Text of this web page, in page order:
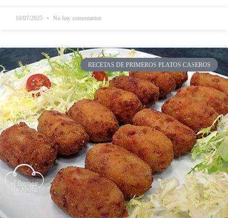
10/07/2025 No hay comentarios
RECETAS DE PRIMEROS PLATOS CASEROS